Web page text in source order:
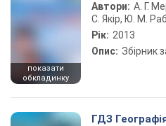
показати
обкладинку
Автори: А. Г.
С. Якір, Ю. М.
Рік: 2013
Опис: Збірник
ГДЗ